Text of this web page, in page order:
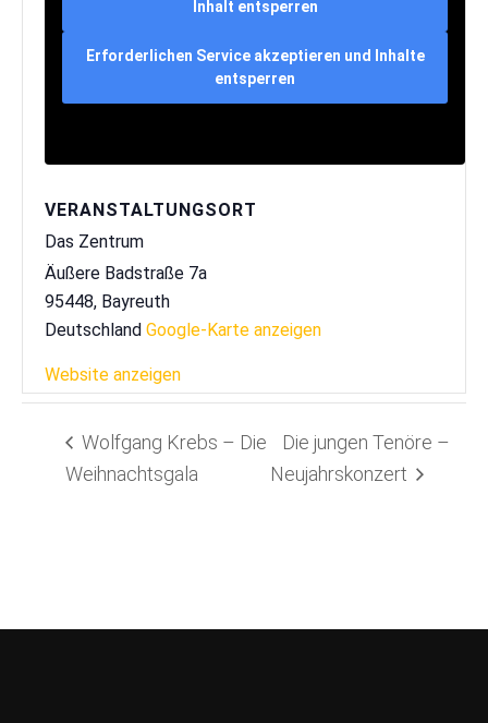
VERANSTALTUNGSORT
Das Zentrum
Äußere Badstraße 7a
95448, Bayreuth
Deutschland Google-Karte anzeigen
Website anzeigen
Inhalt entsperren
Erforderlichen Service akzeptieren und Inhalte
entsperren
Wolfgang Krebs – Die
Weihnachtsgala
Die jungen Tenöre –
Neujahrskonzert